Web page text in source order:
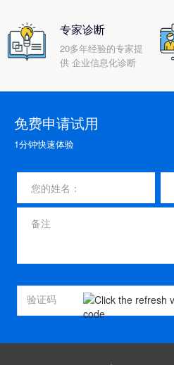
专家诊断
20多年经验的专家提
供 企业信息化诊断
免费申请试用
1分钟快速体验